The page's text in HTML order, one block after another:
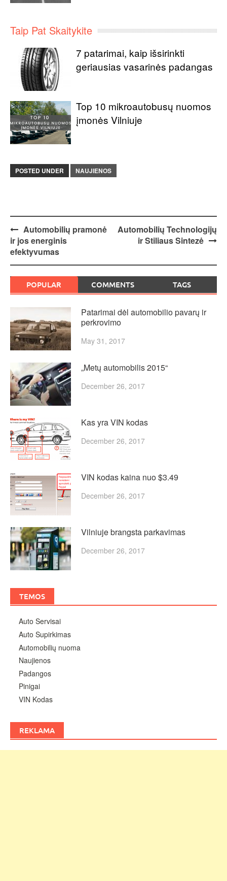
Taip Pat Skaitykite
7 patarimai, kaip išsirinkti
geriausias vasarinės padangas
Top 10 mikroautobusų nuomos
įmonės Vilniuje
POSTED UNDER NAUJIENOS
Post
navigation
Automobilių pramonė
ir jos energinis
efektyvumas
Automobilių Technologijų
ir Stiliaus Sintezė
POPULAR COMMENTS TAGS
Patarimai dėl automobilio pavarų ir
perkrovimo
May 31, 2017
„Metų automobilis 2015“
December 26, 2017
Kas yra VIN kodas
December 26, 2017
VIN kodas kaina nuo $3.49
December 26, 2017
Vilniuje brangsta parkavimas
December 26, 2017
TEMOS
Auto Servisai
Auto Supirkimas
Automobilių nuoma
Naujienos
Padangos
Pinigai
VIN Kodas
REKLAMA